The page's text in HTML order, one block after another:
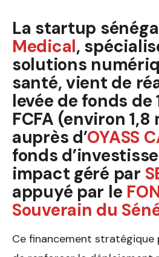
La startup
Medical,
solutions
santé, vient de
levée de fonds de
FCFA (environ 1,8
auprès d’OYASS
fonds
impact géré par
appuyé par le
Souverain du
Ce financement stratégique